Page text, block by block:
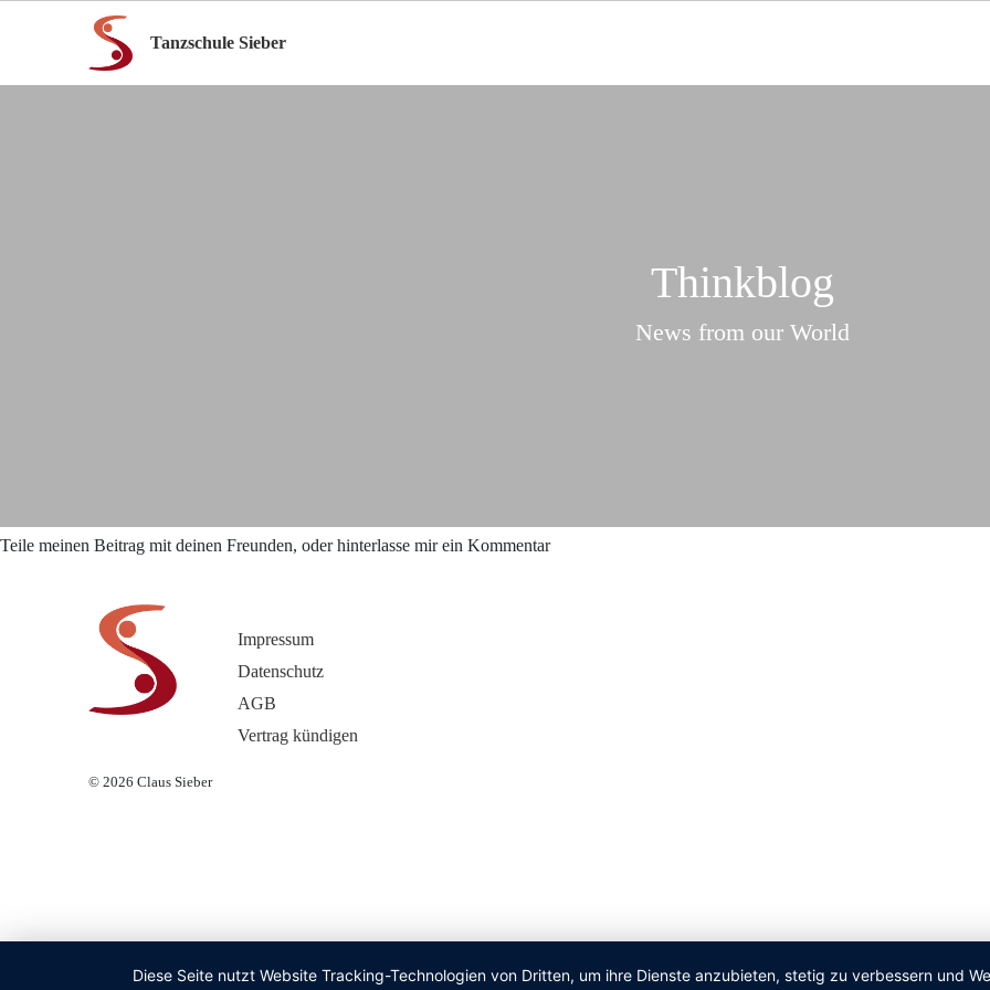
Tanzschule Sieber
Thinkblog
News from our World
Teile meinen Beitrag mit deinen Freunden, oder hinterlasse mir ein Kommentar
Diese Seite nutzt Website Tracking-Technologien von Dritten, um ihre Dienste anzubieten, stetig zu verbessern und
Impressum
Datenschutz
AGB
Vertrag kündigen
© 2026 Claus Sieber